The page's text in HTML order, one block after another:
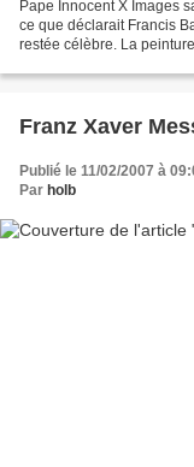
Pape Innocent X Images
ce que déclarait Francis
restée célèbre. La
Franz Xaver
Publié le 11/02/2007 à
Par holb